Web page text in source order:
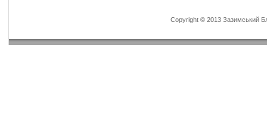
Copyright © 2013 Зазимський